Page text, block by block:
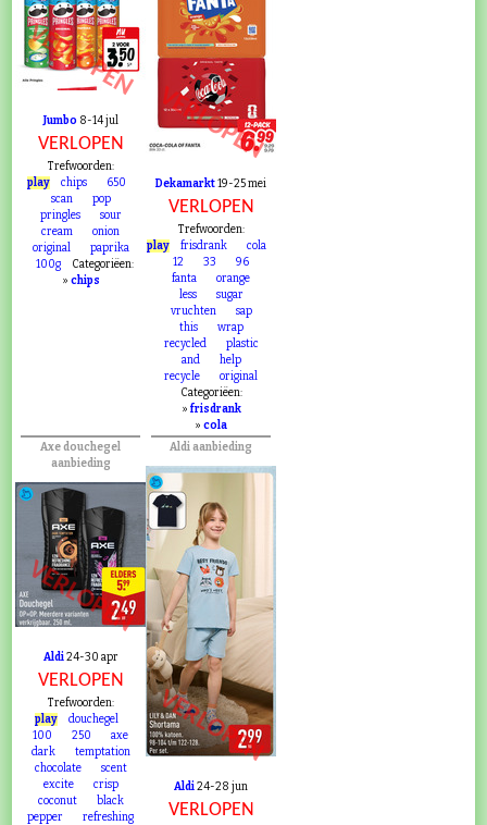
VERLOPEN
Jumbo 8-14 jul
VERLOPEN
Trefwoorden:
play
chips
650
scan
pop
pringles
sour
cream
onion
original
paprika
100g
Categoriëen:
» chips
VERLOPEN
Dekamarkt19-25 mei
VERLOPEN
Trefwoorden:
play
frisdrank
cola
12
33
96
fanta
orange
less
sugar
vruchten
sap
this
wrap
recycled
plastic
and
help
recycle
original
Categoriëen:
» frisdrank
»cola
Axe douchegel
aanbieding
VERLOPEN
Aldi24-30 apr
VERLOPEN
Trefwoorden:
play
douchegel
100
250
axe
dark
temptation
chocolate
scent
excite
crisp
coconut
black
pepper
refreshing
Aldi aanbieding
VERLOPEN
Aldi24-28 jun
VERLOPEN